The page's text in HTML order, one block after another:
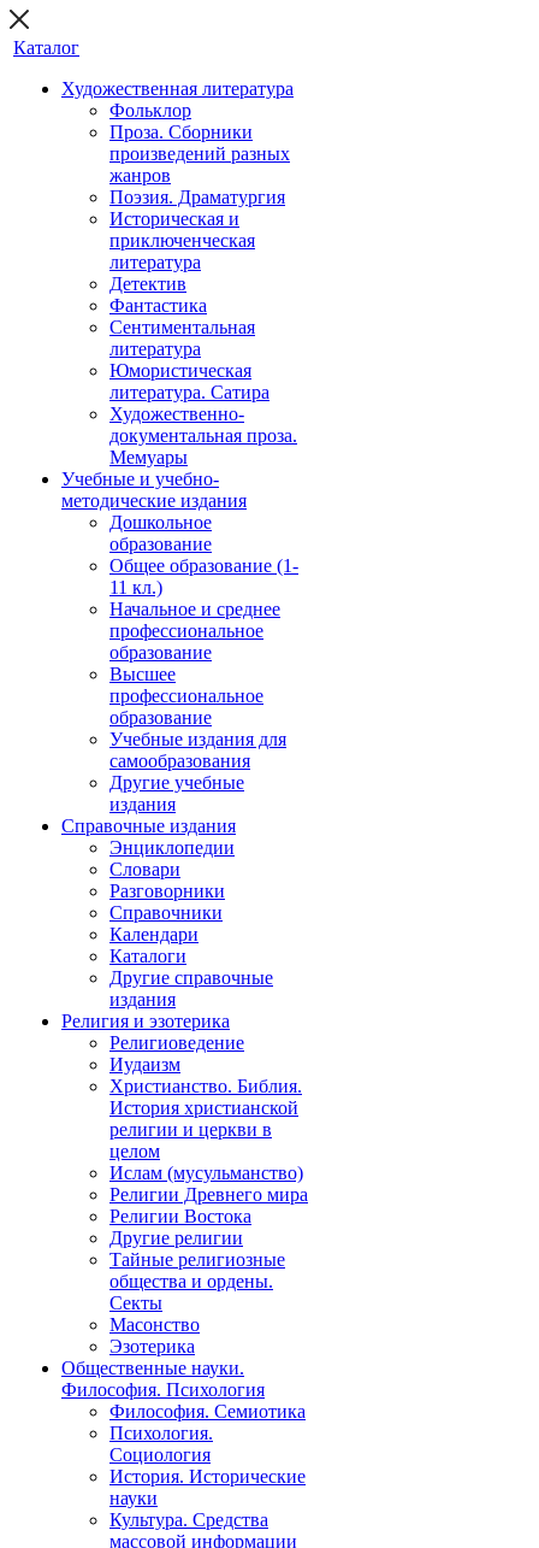
Каталог
Художественная литература
Фольклор
Проза. Сборники
произведений разных
жанров
Поэзия. Драматургия
Историческая и
приключенческая
литература
Детектив
Фантастика
Сентиментальная
литература
Юмористическая
литература. Сатира
Художественно-
документальная проза.
Мемуары
Учебные и учебно-
методические издания
Дошкольное
образование
Общее образование (1-
11 кл.)
Начальное и среднее
профессиональное
образование
Высшее
профессиональное
образование
Учебные издания для
самообразования
Другие учебные
издания
Справочные издания
Энциклопедии
Словари
Разговорники
Справочники
Календари
Каталоги
Другие справочные
издания
Религия и эзотерика
Религиоведение
Иудаизм
Христианство. Библия.
История христианской
религии и церкви в
целом
Ислам (мусульманство)
Религии Древнего мира
Религии Востока
Другие религии
Тайные религиозные
общества и ордены.
Секты
Масонство
Эзотерика
Общественные науки.
Философия. Психология
Философия. Семиотика
Психология.
Социология
История. Исторические
науки
Культура. Средства
массовой информации